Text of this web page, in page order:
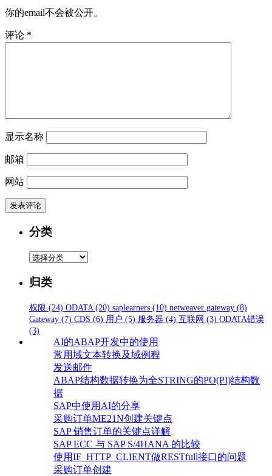
你的email不会被公开。
评论 *
显示名称
邮箱
网站
分类
分
归类
权限 (24) ODATA (20) saplearners (10) netweaver gateway (8)
Gateway (7) CDS (6) 用户 (5) 服务器 (4) 互联网 (3) ODATA错误
(3)
AI的ABAP开发中的使用
常用域文本转换及域例程
发送邮件
ABAP结构数据转换为全STRING的PO(PI)结构数
据
SAP中使用AI的分享
采购订单ME21N创建关键点
SAP 销售订单的关键点详解
SAP ECC 与 SAP S/4HANA 的比较
使用IF_HTTP_CLIENT做RESTfull接口的问题
采购订单创建